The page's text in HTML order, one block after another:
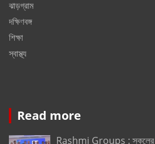
ঝাড়গ্রাম
দক্ষিণবঙ্গ
শিক্ষা
স্বাস্থ্য
Read more
Rashmi Groups : স্কুলের